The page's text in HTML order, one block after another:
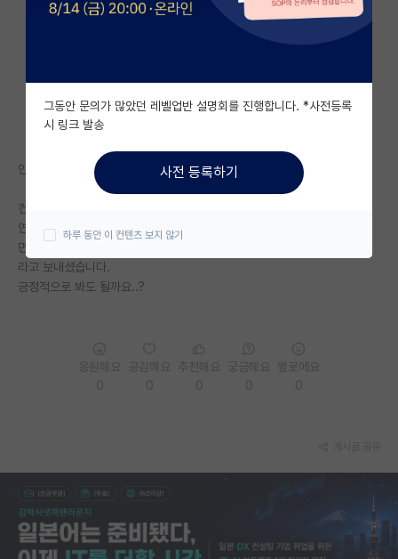
베스트 게시판
자유 게시판(아무개랩)
미국 유학 게시판
미국 대학원 합격 후기 게시판
대학원생 모집 게시판
연구실(PI) 홍보 게시판
석박사 채용 정보 게시판
PI 전용 게시판
인문사회 계열 게시판
특수/전문대학원 게시판
안녕하세요
컨택 메일을 보냈고 교수님께서
연구실에 관심을 가져줘서 고맙다.
면담을 원하면 이 날짜에 방문하세요.
라고 보내셨습니다.
긍정적으로 봐도 될까요..?
그동안 문의가 많았던 레벨업반 설명회를 진행합니다. *사전등록
시 링크 발송
사전 등록하기
하루 동안 이 컨텐츠 보지 않기